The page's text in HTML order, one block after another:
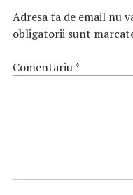
Adresa ta de email nu
obligatorii sunt
Comentariu*